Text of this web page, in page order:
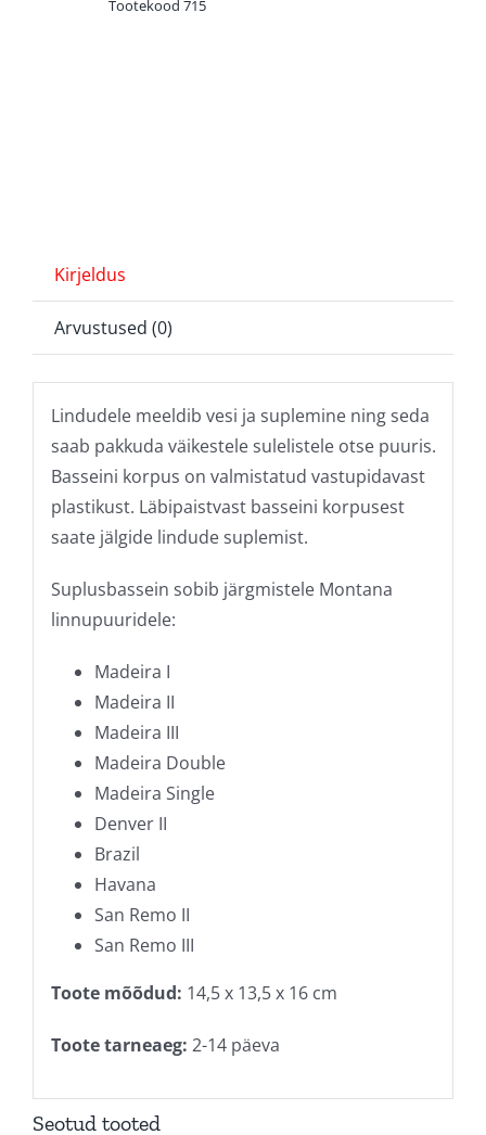
Tootekood 715
Kirjeldus
Arvustused (0)
Lindudele meeldib vesi ja suplemine ning seda
saab pakkuda väikestele sulelistele otse puuris.
Basseini korpus on valmistatud vastupidavast
plastikust. Läbipaistvast basseini korpusest
saate jälgide lindude suplemist.
Suplusbassein sobib järgmistele Montana
linnupuuridele:
Madeira I
Madeira II
Madeira III
Madeira Double
Madeira Single
Denver II
Brazil
Havana
San Remo II
San Remo III
Toote mõõdud: 14,5 x 13,5 x 16 cm
Toote tarneaeg: 2-14 päeva
Seotud tooted